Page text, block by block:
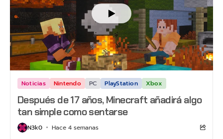
Noticias Nintendo PC PlayStation Xbox
Después de 17 años, Minecraft añadirá algo
tan simple como sentarse
N3k0 Hace 4 semanas